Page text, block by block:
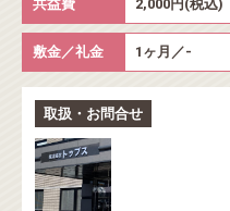
共益費 2,000円(税込)
敷金／礼金 1ヶ月／-
取扱・お問合せ